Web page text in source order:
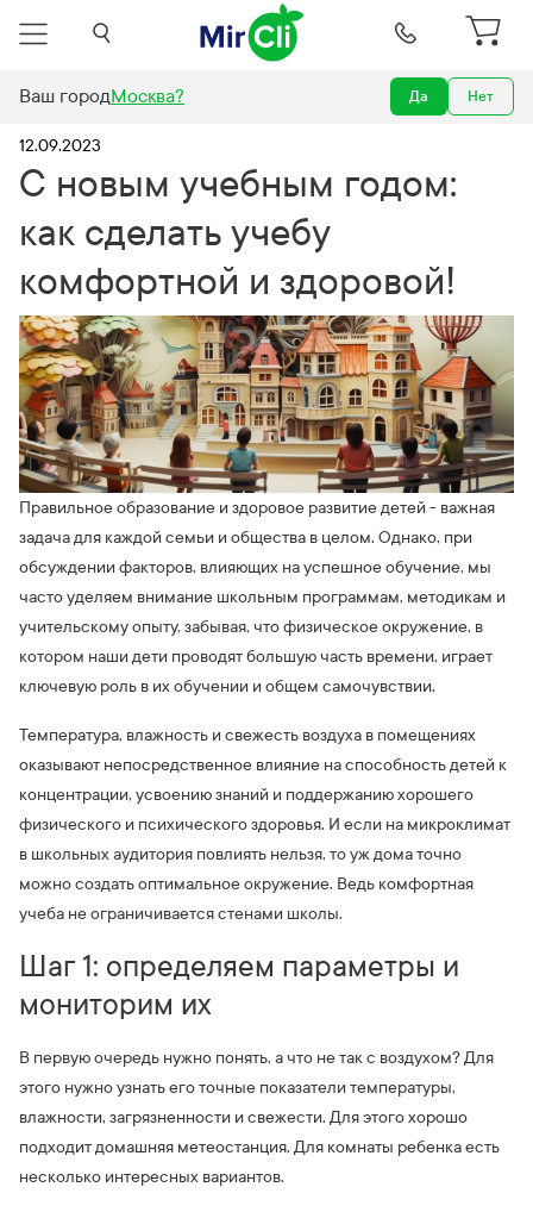
Ваш городМосква? Да Нет
учебным годом: как сделать учебу комфортной и здоровой!
12.09.2023
С новым учебным годом:
как сделать учебу
комфортной и здоровой!
Правильное образование и здоровое развитие детей - важная
задача для каждой семьи и общества в целом. Однако, при
обсуждении факторов, влияющих на успешное обучение, мы
часто уделяем внимание школьным программам, методикам и
учительскому опыту, забывая, что физическое окружение, в
котором наши дети проводят большую часть времени, играет
ключевую роль в их обучении и общем самочувствии.
Температура, влажность и свежесть воздуха в помещениях
оказывают непосредственное влияние на способность детей к
концентрации, усвоению знаний и поддержанию хорошего
физического и психического здоровья. И если на микроклимат
в школьных аудитория повлиять нельзя, то уж дома точно
можно создать оптимальное окружение. Ведь комфортная
учеба не ограничивается стенами школы.
Шаг 1: определяем параметры и
мониторим их
В первую очередь нужно понять, а что не так с воздухом? Для
этого нужно узнать его точные показатели температуры,
влажности, загрязненности и свежести. Для этого хорошо
подходит домашняя метеостанция. Для комнаты ребенка есть
несколько интересных вариантов.